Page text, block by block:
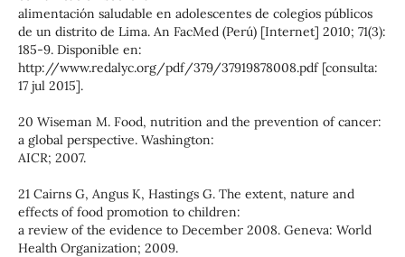
alimentación saludable en adolescentes de colegios públicos
de un distrito de Lima. An FacMed (Perú) [Internet] 2010; 71(3):
185-9. Disponible en:
http://www.redalyc.org/pdf/379/37919878008.pdf [consulta:
17 jul 2015].
20 Wiseman M. Food, nutrition and the prevention of cancer:
a global perspective. Washington:
AICR; 2007.
21 Cairns G, Angus K, Hastings G. The extent, nature and
effects of food promotion to children:
a review of the evidence to December 2008. Geneva: World
Health Organization; 2009.